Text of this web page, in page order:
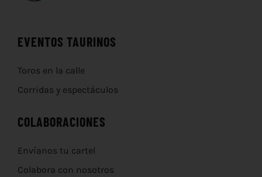
EVENTOS TAURINOS
Toros en la calle
Corridas y espectáculos
COLABORACIONES
Envíanos tu cartel
Colabora con nosotros